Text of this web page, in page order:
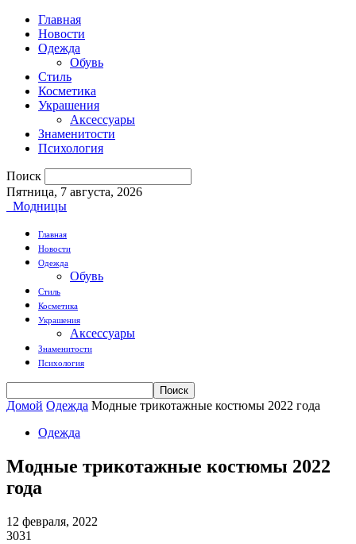
Главная
Новости
Одежда
Обувь
Стиль
Косметика
Украшения
Аксессуары
Знаменитости
Психология
Поиск
Пятница, 7 августа, 2026
Модницы
Главная
Новости
Одежда
Обувь
Стиль
Косметика
Украшения
Аксессуары
Знаменитости
Психология
Домой Одежда Модные трикотажные костюмы 2022 года
Одежда
Модные трикотажные костюмы 2022
года
12 февраля, 2022
3031